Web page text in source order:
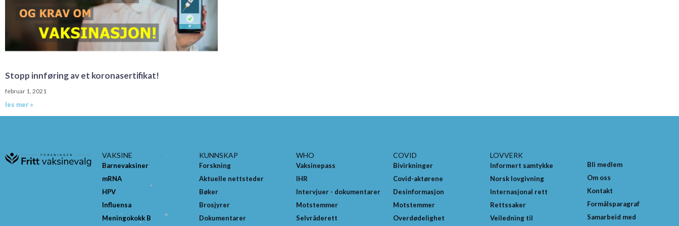
Stopp innføring av et koronasertifikat!
februar 1, 2021
les mer »
VAKSINE
Barnevaksiner
mRNA
HPV
Influensa
Meningokokk B
KUNNSKAP
Forskning
Aktuelle nettsteder
Bøker
Brosjyrer
Dokumentarer
WHO
Vaksinepass
IHR
Intervjuer - dokumentarer
Motstemmer
Selvråderett
COVID
Bivirkninger
Covid-aktørene
Desinformasjon
Motstemmer
Overdødelighet
LOVVERK
Informert samtykke
Norsk lovgivning
Internasjonal rett
Rettssaker
Veiledning til
Bli medlem
Om oss
Kontakt
Formålsparagraf
Samarbeid med